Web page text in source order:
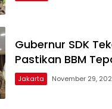
Gubernur SDK
Pastikan BBM
Jakarta November 29,